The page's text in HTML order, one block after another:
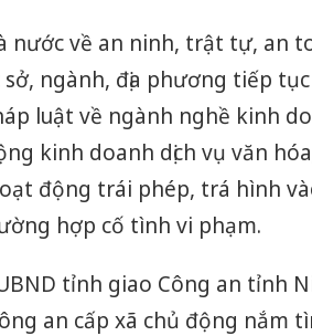
nước về an ninh, trật tự, an
ngành, địa phương tiếp
luật về ngành nghề kinh
kinh doanh dịch vụ văn
động trái phép, trá hình
hợp cố tình vi phạm.
tỉnh giao Công an tỉnh
an cấp xã chủ động nắm